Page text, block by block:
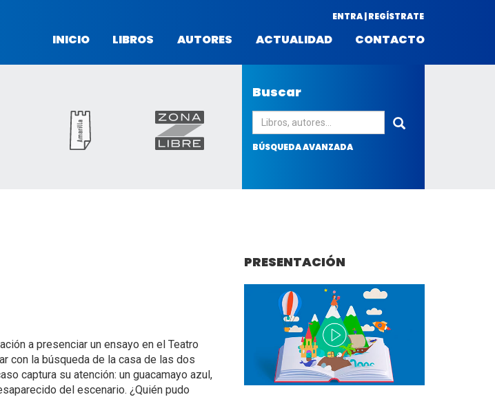
ENTRA | REGÍSTRATE
INICIO LIBROS AUTORES ACTUALIDAD CONTACTO
Buscar
BÚSQUEDA AVANZADA
a presenciar un ensayo en el Teatro
con la búsqueda de la casa de las dos
captura su atención: un guacamayo azul,
del escenario. ¿Quién pudo
PRESENTACIÓN